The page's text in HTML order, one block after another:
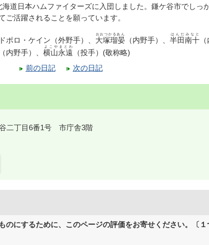
道日本ハムファイターズに入団しました。鎌ケ谷市でしっ
ご活躍されることを願っています。
ポロ・ケイン（外野手）、 大塚瑠晏
おおつかるあん
（内野手）、 半田南十
はんだみなと
（内野手）、 横山永遠
よこやまとわ
（投手）(敬称略)
前の日記
次の日記
二丁目6番1号 市庁舎3階
のにするために、このページの評価をお寄せください。〔１